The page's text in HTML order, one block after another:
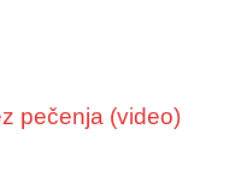
pečenja (video)